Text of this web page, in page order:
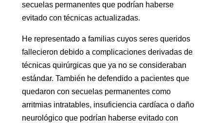
secuelas permanentes que podrían haberse
evitado con técnicas actualizadas.
He representado a familias cuyos seres queridos
fallecieron debido a complicaciones derivadas de
técnicas quirúrgicas que ya no se consideraban
estándar. También he defendido a pacientes que
quedaron con secuelas permanentes como
arritmias intratables, insuficiencia cardíaca o daño
neurológico que podrían haberse evitado con